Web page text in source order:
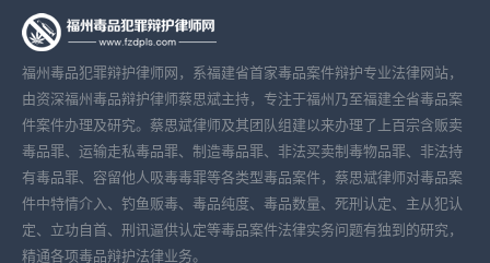
福州毒品犯罪辩护律师网，系福建省首家毒品案件辩护专业法律网站，
由资深福州毒品辩护律师蔡思斌主持，专注于福州乃至福建全省毒品案
件案件办理及研究。蔡思斌律师及其团队组建以来办理了上百宗含贩卖
毒品罪、运输走私毒品罪、制造毒品罪、非法买卖制毒物品罪、非法持
有毒品罪、容留他人吸毒毒罪等各类型毒品案件，蔡思斌律师对毒品案
件中特情介入、钓鱼贩毒、毒品纯度、毒品数量、死刑认定、主从犯认
定、立功自首、刑讯逼供认定等毒品案件法律实务问题有独到的研究，
精通各项毒品辩护法律业务。